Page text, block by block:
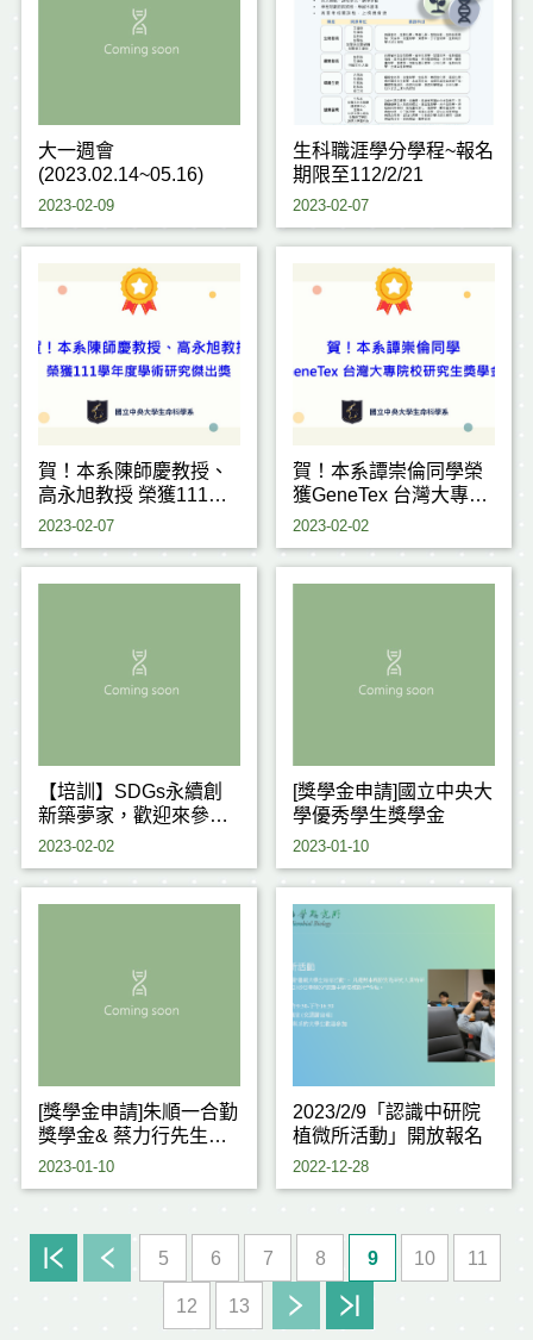
大一週會
(2023.02.14~05.16)
2023-02-09
生科職涯學分學程~報名
期限至112/2/21
2023-02-07
賀！本系陳師慶教授、
高永旭教授 榮獲111學
年度學術研究傑出獎
2023-02-07
賀！本系譚崇倫同學榮
獲GeneTex 台灣大專院
校研究生獎學金計畫
2023-02-02
【培訓】SDGs永續創
新築夢家，歡迎來參
加！(獎金補助最高5萬
2023-02-02
[獎學金申請]國立中央大
學優秀學生獎學金
2023-01-10
[獎學金申請]朱順一合勤
獎學金& 蔡力行先生獎
學金
2023-01-10
2023/2/9「認識中研院
植微所活動」開放報名
2022-12-28
5 6 7 8 9 10 11
12 13